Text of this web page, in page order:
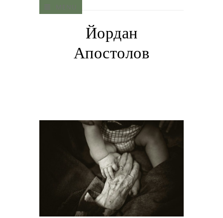
Йордан
Апостолов